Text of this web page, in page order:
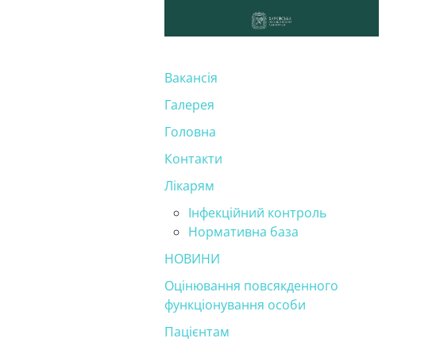
Вакансія
Галерея
Головна
Контакти
Лікарям
Інфекційний контроль
Нормативна база
НОВИНИ
Оцінювання повсякденного
функціонування особи
Пацієнтам